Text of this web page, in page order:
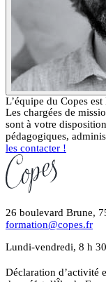
L’équipe du Copes
Les chargées de
sont à votre
pédagogiques,
les contacter !
26 boulevard Brune,
formation@copes.fr
Lundi-vendredi, 8 h
Déclaration d’activité